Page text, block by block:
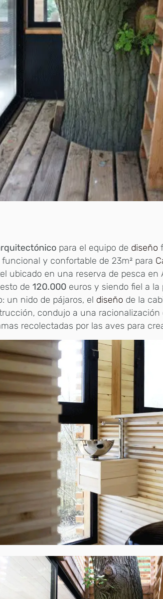
para el equipo de diseño
y confortable de 23m² para
ubicado en una reserva de pesca en
de120.000 euros y siendo fiel a
un nido de pájaros, el diseño de la
condujo a una racionalización
recolectadas por las aves para